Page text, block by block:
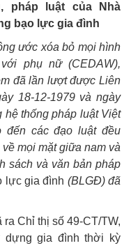
pháp luật của Nhà
bạo lực gia đình
ước xóa bỏ mọi hình
phụ nữ (CEDAW),
đã lần lượt được Liên
18-12-1979 và ngày
thống pháp luật Việt
đến các đạo luật đều
mọi mặt giữa nam và
sách và văn bản pháp
lực gia đình (BLGĐ) đã
Chỉ thị số 49-CT/TW,
dựng gia đình thời kỳ